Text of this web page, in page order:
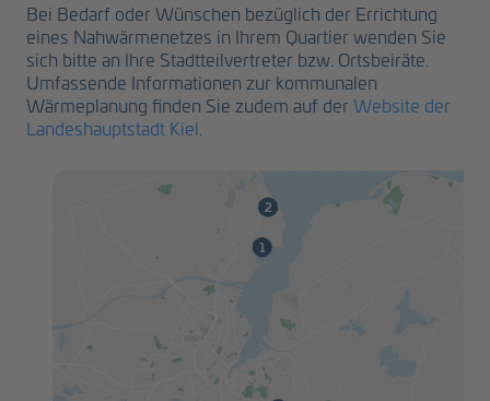
Bei Bedarf oder Wünschen bezüglich der Errichtung
eines Nahwärmenetzes in Ihrem Quartier wenden Sie
sich bitte an Ihre Stadtteilvertreter bzw. Ortsbeiräte.
Umfassende Informationen zur kommunalen
Wärmeplanung finden Sie zudem auf der Website der
Landeshauptstadt Kiel.